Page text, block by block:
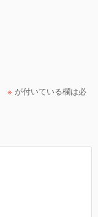
※ が付いている欄は必